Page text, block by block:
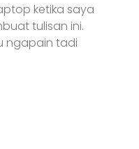
ketika saya
tulisan ini.
ngapain tadi